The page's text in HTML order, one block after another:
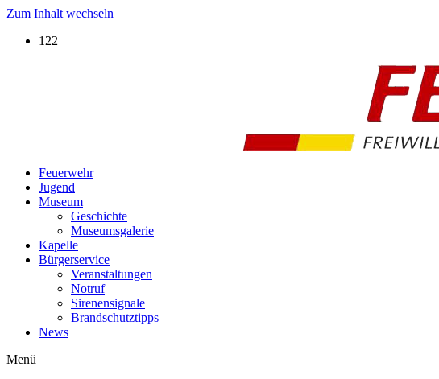
Zum Inhalt wechseln
122
Feuerwehr
Jugend
Museum
Geschichte
Museumsgalerie
Kapelle
Bürgerservice
Veranstaltungen
Notruf
Sirenensignale
Brandschutztipps
News
Menü